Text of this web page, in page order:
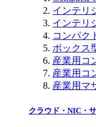
インテリ
インテリ
コンパク
ボックス
産業用コ
産業用コ
産業用マ
クラウド・NIC・